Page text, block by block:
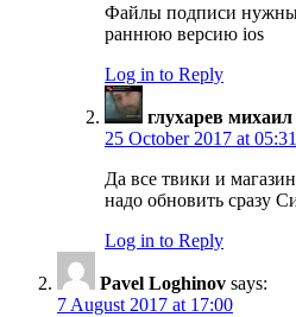
Файлы подписи нужны
раннюю версию ios
Log in to Reply
глухарев михаил
25 October 2017 at 05:31
Да все твики и
надо обновить сразу
Log in to Reply
Pavel Loghinov says:
7 August 2017 at 17:00